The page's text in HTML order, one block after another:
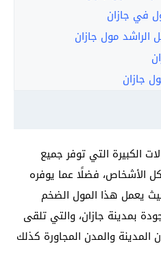
في جازان
الراشد مول جازان
جازان
الكبيرة التي توفر جميع
الأشخاص، فضلًا عما يوفره
يعمل هذا المول الضخم
بمدينة جازان، والتي تلقى
المدينة والمدن المجاورة كذلك